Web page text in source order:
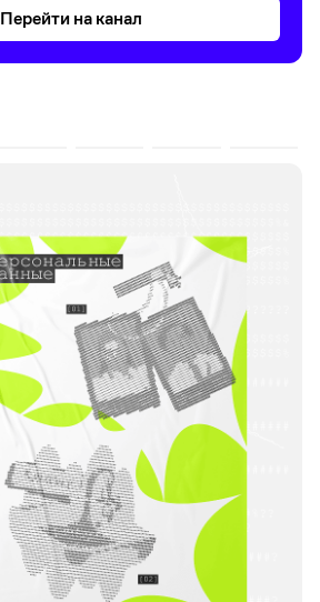
Перейти на канал